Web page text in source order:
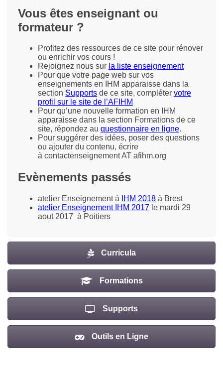
Vous êtes enseignant ou
formateur ?
Profitez des ressources de ce site pour rénover
ou enrichir vos cours !
Rejoignez nous sur la liste enseignement
Pour que votre page web sur vos
enseignements en IHM apparaisse dans la
section Supports de ce site, compléter votre
profil sur le site de l’AFIHM
Pour qu’une nouvelle formation en IHM
apparaisse dans la section Formations de ce
site, répondez au questionnaire en ligne.
Pour suggérer des idées, poser des questions
ou ajouter du contenu, écrire
à contactenseignement AT afihm.org
Evènements passés
atelier Enseignement à IHM 2018 à Brest
atelier Enseignement IHM 2017 le mardi 29
aout 2017 à Poitiers
Curricula
Formations
Supports
Outils en Ligne